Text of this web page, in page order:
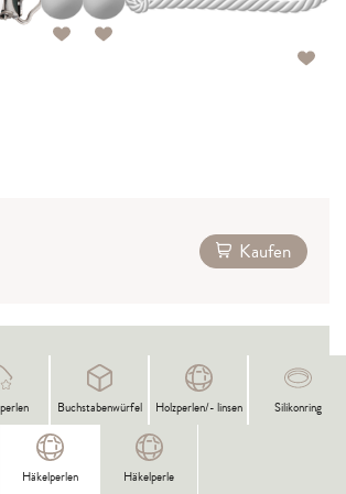
Kaufen
Buchstabenwürfel Holzperlen/- linsen Silikonring
Häkelperlen Häkelperle
Häkelperle 2,49 €